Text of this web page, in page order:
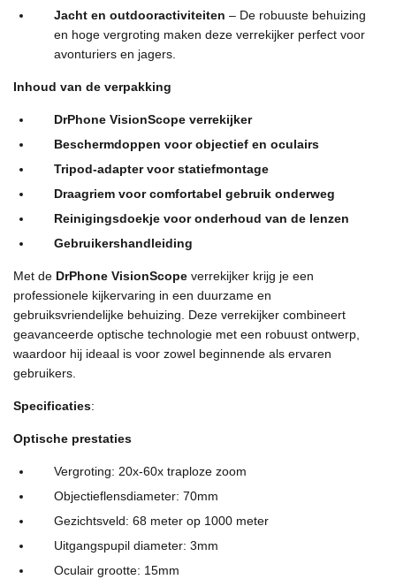
Jacht en outdooractiviteiten – De robuuste behuizing
en hoge vergroting maken deze verrekijker perfect voor
avonturiers en jagers.
Inhoud van de verpakking
DrPhone VisionScope verrekijker
Beschermdoppen voor objectief en oculairs
Tripod-adapter voor statiefmontage
Draagriem voor comfortabel gebruik onderweg
Reinigingsdoekje voor onderhoud van de lenzen
Gebruikershandleiding
Met de DrPhone VisionScope verrekijker krijg je een
professionele kijkervaring in een duurzame en
gebruiksvriendelijke behuizing. Deze verrekijker combineert
geavanceerde optische technologie met een robuust ontwerp,
waardoor hij ideaal is voor zowel beginnende als ervaren
gebruikers.
Specificaties:
Optische prestaties
Vergroting: 20x-60x traploze zoom
Objectieflensdiameter: 70mm
Gezichtsveld: 68 meter op 1000 meter
Uitgangspupil diameter: 3mm
Oculair grootte: 15mm